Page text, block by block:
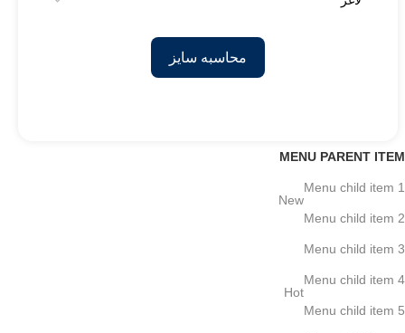
محاسبه سایز
MENU PARENT ITEM
Menu child item 1
Menu child item 2
New
Menu child item 3
Menu child item 4
Menu child item 5
Hot